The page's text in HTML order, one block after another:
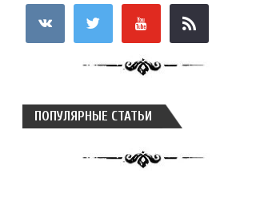
ПОПУЛЯРНЫЕ СТАТЬИ